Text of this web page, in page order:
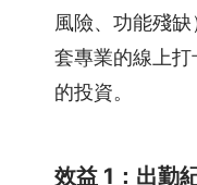
風險、功能殘
套專業的線上
的投資。
效益 1：出勤